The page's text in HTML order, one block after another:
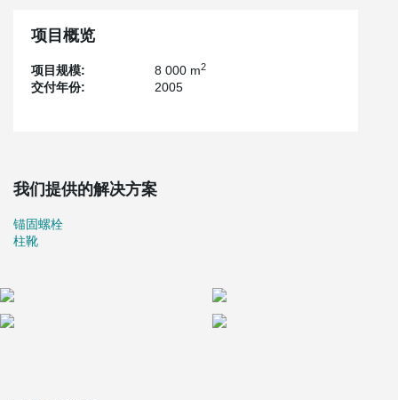
项目概览
项目规模: 8 000 m2
交付年份: 2005
我们提供的解决方案
锚固螺栓
柱靴